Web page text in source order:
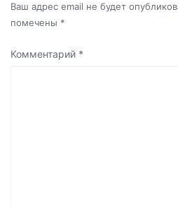
Ваш адрес email не будет
помечены *
Комментарий *